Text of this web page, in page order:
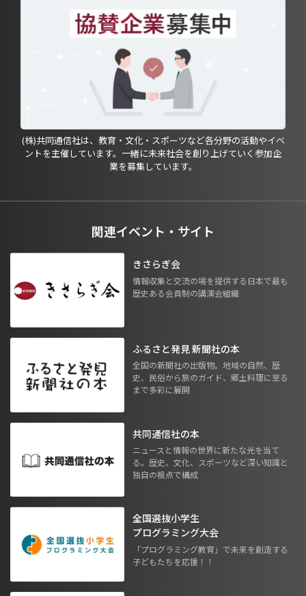
(株)共同通信社は、教育・文化・スポーツなど各分野の活動やイベ
ントを主催しています。一緒に未来社会を創り上げていく参加企
業を募集しています。
関連イベント・サイト
きさらぎ会
情報収集と交流の場を提供する日本で最も
歴史ある会員制の講演会組織
ふるさと発見 新聞社の本
全国の新聞社の出版物。地域の自然、歴
史、民俗から旅のガイド、郷土料理に至る
まで多彩に展開
共同通信社の本
ニュースと情報の世界に新たな光を当て
る。歴史、文化、スポーツなど深い知識と
独自の視点で構成
全国選抜小学生
プログラミング大会
「プログラミング教育」で未来を創造する
子どもたちを応援！！